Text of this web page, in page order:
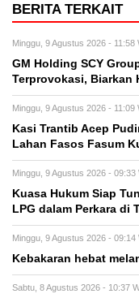
BERITA TERKAIT
Minggu, 9 Agustus 2026 - 11:58
GM Holding SCY
Terprovokasi, Biarkan
Minggu, 9 Agustus 2026 - 11:09
Kasi Trantib Acep
Lahan Fasos Fasum
Minggu, 9 Agustus 2026 - 09:33
Kuasa Hukum Siap
LPG dalam Perkara di
Minggu, 9 Agustus 2026 - 09:14
Kebakaran hebat
Sabtu, 8 Agustus 2026 - 10:37